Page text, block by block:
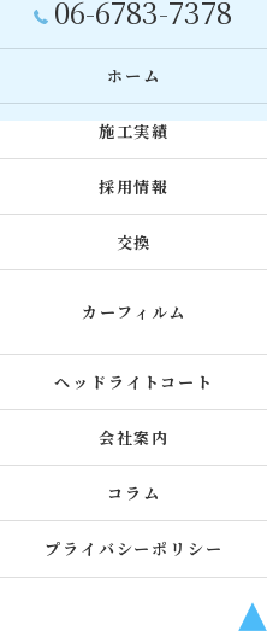
06-6783-7378
ホーム
施工実績
採用情報
交換
カーフィルム
ヘッドライトコート
会社案内
コラム
プライバシーポリシー